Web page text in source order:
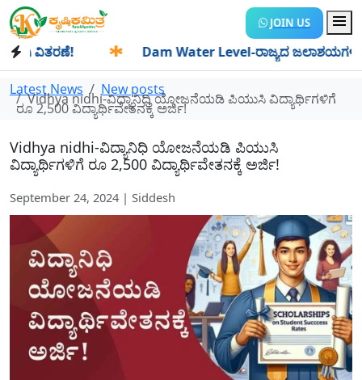
JOIN US
✱ Dam Water Level-ರಾಜ್ಯದ ಜಲಾಶಯಗಳಿಗೆ ಒಂದೇ
Latest News New posts
Vidhya nidhi-ವಿದ್ಯಾನಿಧಿ ಯೋಜನೆಯಡಿ ಪಿಯುಸಿ ವಿದ್ಯಾರ್ಥಿಗಳಿಗೆ
ರೂ 2,500 ವಿದ್ಯಾರ್ಥಿವೇತನಕ್ಕೆ ಅರ್ಜಿ!
Vidhya nidhi-ವಿದ್ಯಾನಿಧಿ ಯೋಜನೆಯಡಿ ಪಿಯುಸಿ
ವಿದ್ಯಾರ್ಥಿಗಳಿಗೆ ರೂ 2,500 ವಿದ್ಯಾರ್ಥಿವೇತನಕ್ಕೆ ಅರ್ಜಿ!
September 24, 2024 | Siddesh